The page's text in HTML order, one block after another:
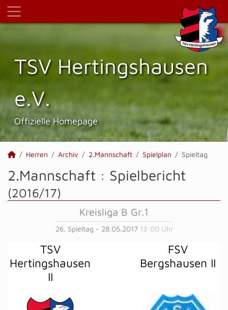
TSV Hertings­hausen
e.V.
Offizielle Homepage
Herren Archiv 2.Mannschaft Spielplan Spieltag
2.Mannschaft : Spielbericht
(2016/17)
Kreisliga B Gr.1
26. Spieltag - 28.05.2017 13:00 Uhr
TSV
Hertingshausen
II
FSV
Bergshausen II